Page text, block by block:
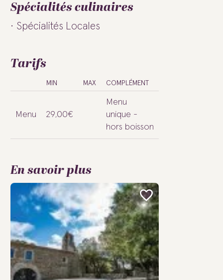
Spécialités culinaires
Spécialités Locales
Tarifs
MIN MAX COMPLÉMENT
Menu 29,00€
Menu
unique -
hors boisson
En savoir plus